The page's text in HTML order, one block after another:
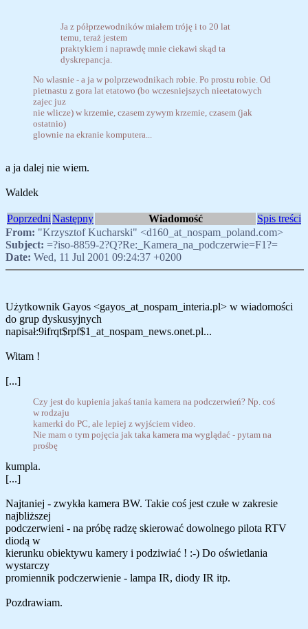
Ja z półprzewodników miałem tróję i to 20 lat
temu, teraż jestem
praktykiem i naprawdę mnie ciekawi skąd ta
dyskrepancja.
No wlasnie - a ja w polprzewodnikach robie. Po prostu robie. Od
pietnastu z gora lat etatowo (bo wczesniejszych nieetatowych
zajec juz
nie wlicze) w krzemie, czasem zywym krzemie, czasem (jak
ostatnio)
glownie na ekranie komputera...
a ja dalej nie wiem.
Waldek
PoprzedniNastępny Wiadomość
Spis treści
From: "Krzysztof Kucharski" <d160_at_nospam_poland.com>
Subject: =?iso-8859-2?Q?Re:_Kamera_na_podczerwie=F1?=
Date: Wed, 11 Jul 2001 09:24:37 +0200
Użytkownik Gayos <gayos_at_nospam_interia.pl> w wiadomości
do grup dyskusyjnych
napisał:9ifrqt$rpf$1_at_nospam_news.onet.pl...
Witam !
[...]
Czy jest do kupienia jakaś tania kamera na podczerwień? Np. coś
w rodzaju
kamerki do PC, ale lepiej z wyjściem video.
Nie mam o tym pojęcia jak taka kamera ma wyglądać - pytam na
prośbę
kumpla.
[...]
Najtaniej - zwykła kamera BW. Takie coś jest czułe w zakresie
najbliższej
podczerwieni - na próbę radzę skierować dowolnego pilota RTV
diodą w
kierunku obiektywu kamery i podziwiać ! :-) Do oświetlania
wystarczy
promiennik podczerwienie - lampa IR, diody IR itp.
Pozdrawiam.